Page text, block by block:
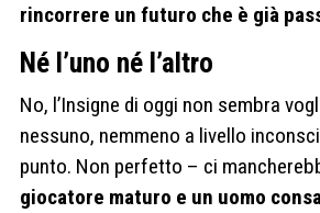
rincorrere un futuro che è già
Né l’uno né l’altro
No, l’Insigne di oggi non sembra
nessuno, nemmeno a livello
punto. Non perfetto – ci
giocatore maturo e un uomo